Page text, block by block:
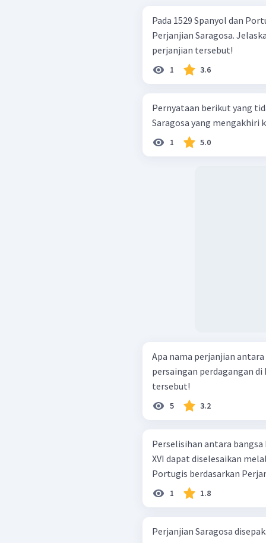
Pada 1529 Spanyol dan
Perjanjian Saragosa.
perjanjian tersebut!
1 3.6
Pernyataan berikut yang
Saragosa yang mengakhiri
1 5.0
Apa nama perjanjian
persaingan perdagangan
tersebut!
5 3.2
Perselisihan antara bangsa
XVI dapat diselesaikan
Portugis berdasarkan
1 1.8
Perjanjian Saragosa